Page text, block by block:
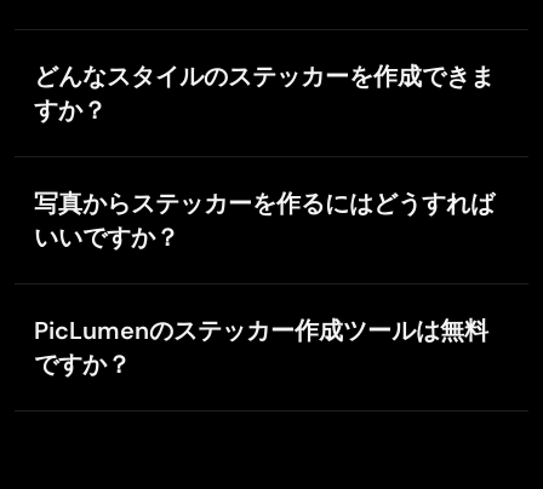
to do something and it does it anyway, it frustrates me.
Nov 8, 2025
Works like charm .
はい。ニーズに応じて、背景透過のステッカーを選ぶ
どんなスタイルのステッカーを作成できま
すか？
リアルな商品ラベルから、遊び心のあるカートゥーン
にも対応する多彩なスタイルをサポートしています。
写真からステッカーを作るにはどうすれば
いいですか？
写真をアップロードし、PicLumenのimage-to-image
成が完了したら、ステッカーをダウンロードしてくだ
さい。
PicLumenのステッカー作成ツールは無料
ですか？
はい。PicLumenでは、ステッカーやその他のAIコンテ